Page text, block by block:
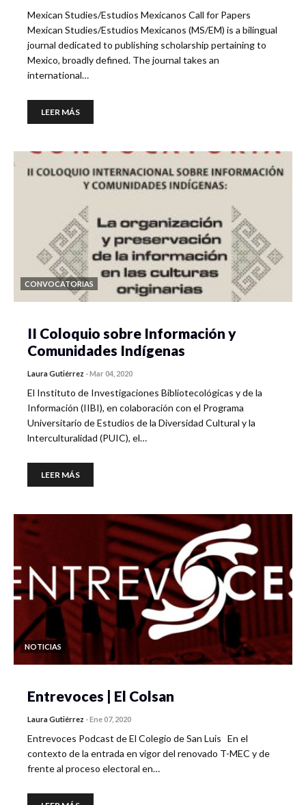
Mexican Studies/Estudios Mexicanos Call for Papers
Mexican Studies/Estudios Mexicanos (MS/EM) is a bilingual
journal dedicated to publishing scholarship pertaining to
Mexico, broadly defined. The journal takes an
international…
LEER MÁS
CONVOCATORIAS
II Coloquio sobre Información y
Comunidades Indígenas
Laura Gutiérrez -Mar 04, 2020
El Instituto de Investigaciones Bibliotecológicas y de la
Información (IIBI), en colaboración con el Programa
Universitario de Estudios de la Diversidad Cultural y la
lnterculturalidad (PUIC), el…
LEER MÁS
NOTICIAS
Entrevoces | El Colsan
Laura Gutiérrez -Ene 07, 2020
Entrevoces Podcast de El Colegio de San Luis En el
contexto de la entrada en vigor del renovado T-MEC y de
frente al proceso electoral en…